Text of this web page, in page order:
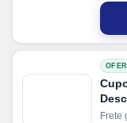
Frete